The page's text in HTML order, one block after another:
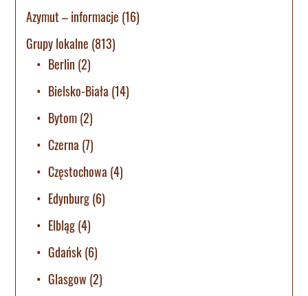
Azymut – informacje (16)
Grupy lokalne (813)
Berlin (2)
Bielsko-Biała (14)
Bytom(2)
Czerna (7)
Częstochowa (4)
Edynburg(6)
Elbląg(4)
Gdańsk(6)
Glasgow (2)